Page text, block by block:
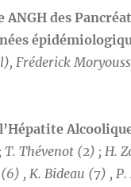
ANGH des
Fréderick
T. Thévenot (2) ; H.
, K. Bideau (7) ,